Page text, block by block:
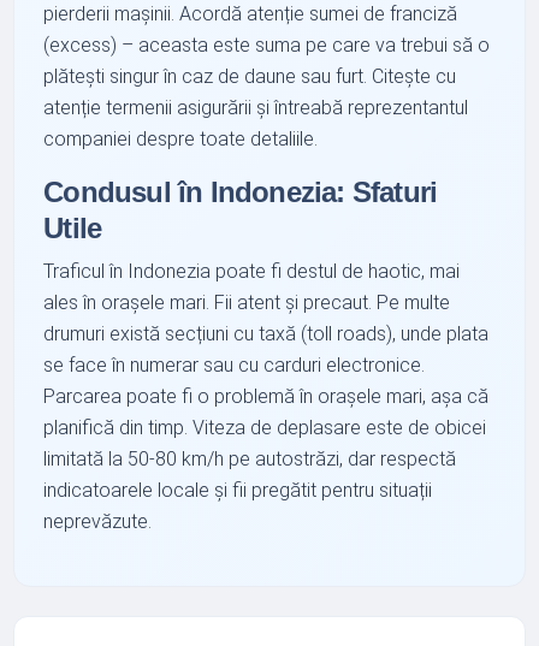
pierderii mașinii. Acordă atenție sumei de franciză
(excess) – aceasta este suma pe care va trebui să o
plătești singur în caz de daune sau furt. Citește cu
atenție termenii asigurării și întreabă reprezentantul
companiei despre toate detaliile.
Condusul în Indonezia: Sfaturi
Utile
Traficul în Indonezia poate fi destul de haotic, mai
ales în orașele mari. Fii atent și precaut. Pe multe
drumuri există secțiuni cu taxă (toll roads), unde plata
se face în numerar sau cu carduri electronice.
Parcarea poate fi o problemă în orașele mari, așa că
planifică din timp. Viteza de deplasare este de obicei
limitată la 50-80 km/h pe autostrăzi, dar respectă
indicatoarele locale și fii pregătit pentru situații
neprevăzute.